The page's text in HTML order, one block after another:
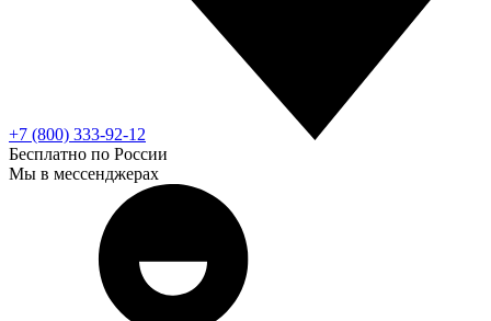
+7 (800) 333-92-12
Бесплатно по России
Мы в мессенджерах